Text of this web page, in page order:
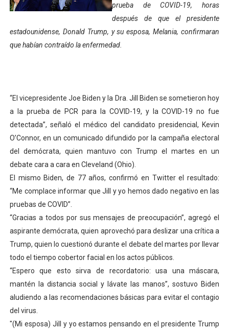
Niños de Estudiantes de Mérida sembraron 110
Corposalud y Secretaría Social fortalecen la atención
Expertos inspeccionan espacios del OAN para la
Dictan MasterClass en el marco del Encuentro LAGO
Campo Elías avanza con plan de asfaltado
Encuentro estadal fortalece la coordinación de
Gobernador Arnaldo Sánchez apadrina a más de 993
Plan Quirúrgico Regional llega a Pueblo Llano con la
Iaanem graduó a bebés de Mérida en jornada de
prueba de COVID-19, horas
después de que el presidente
estadounidense, Donald Trump, y su esposa, Melania, confirmaran
que habían contraído la enfermedad.
“El vicepresidente Joe Biden y la Dra. Jill Biden se sometieron hoy
a la prueba de PCR para la COVID-19, y la COVID-19 no fue
detectada”, señaló el médico del candidato presidencial, Kevin
O’Connor, en un comunicado difundido por la campaña electoral
del demócrata, quien mantuvo con Trump el martes en un
debate cara a cara en Cleveland (Ohio).
El mismo Biden, de 77 años, confirmó en Twitter el resultado:
“Me complace informar que Jill y yo hemos dado negativo en las
pruebas de COVID”.
“Gracias a todos por sus mensajes de preocupación”, agregó el
aspirante demócrata, quien aprovechó para deslizar una crítica a
Trump, quien lo cuestionó durante el debate del martes por llevar
todo el tiempo cobertor facial en los actos públicos.
“Espero que esto sirva de recordatorio: usa una máscara,
mantén la distancia social y lávate las manos”, sostuvo Biden
aludiendo a las recomendaciones básicas para evitar el contagio
del virus.
"(Mi esposa) Jill y yo estamos pensando en el presidente Trump